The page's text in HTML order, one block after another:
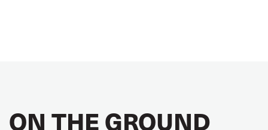
ON THE GROUND